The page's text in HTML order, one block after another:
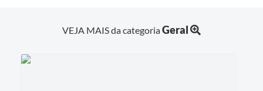
VEJA MAIS da categoriaGeral